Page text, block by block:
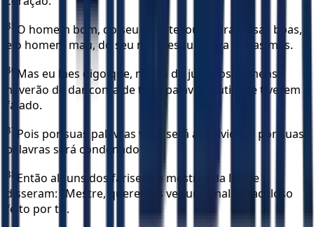
35 O homem bom, do seu bom tesouro, tira coisas boas,
e o homem mau, do seu mau tesouro, tira coisas más.
36 Mas eu lhes digo que, no dia do juízo, os homens
haverão de dar conta de toda palavra inútil que tiverem
falado.
37 Pois por suas palavras você será absolvido, e por suas
palavras será condenado".
38 Então alguns dos fariseus e mestres da lei lhe
disseram: "Mestre, queremos ver um sinal miraculoso
feito por ti".